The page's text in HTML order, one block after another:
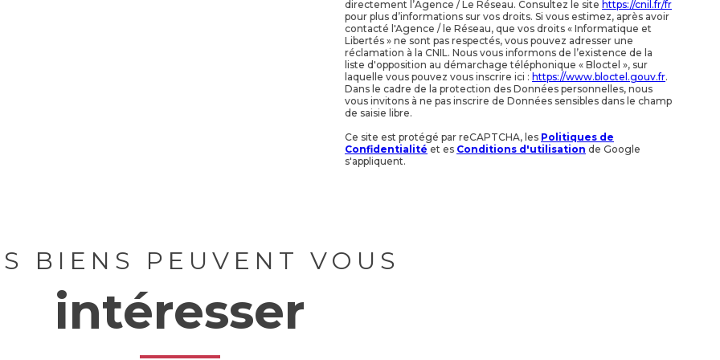
directement l’Agence / Le Réseau. Consultez le site https://cnil.fr/fr
pour plus d’informations sur vos droits. Si vous estimez, après avoir
contacté l'Agence / le Réseau, que vos droits « Informatique et
Libertés » ne sont pas respectés, vous pouvez adresser une
réclamation à la CNIL. Nous vous informons de l’existence de la
liste d'opposition au démarchage téléphonique « Bloctel », sur
laquelle vous pouvez vous inscrire ici : https://www.bloctel.gouv.fr.
Dans le cadre de la protection des Données personnelles, nous
vous invitons à ne pas inscrire de Données sensibles dans le champ
de saisie libre.
Ce site est protégé par reCAPTCHA, les Politiques de
Confidentialité et es Conditions d'utilisation de Google
s'appliquent.
BIENS PEUVENT VOUS
intéresser